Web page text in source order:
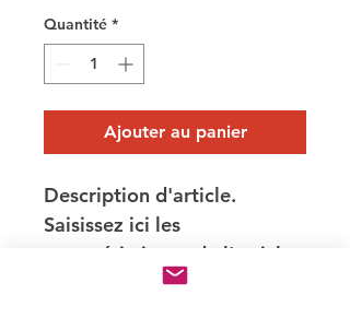
Quantité *
Ajouter au panier
Description d'article.
Saisissez ici les
caractéristiques de l'article
: taille, matière et autres